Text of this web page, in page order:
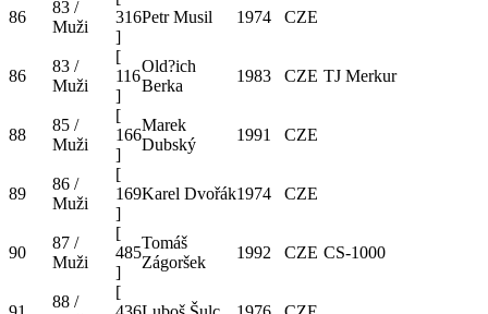
86
83 /
Muži
316
]
Petr Musil 1974 CZE
86
83 /
Muži
[
116
]
Old?ich
Berka
1983 CZE TJ Merkur
88
85 /
Muži
[
166
]
Marek
Dubský
1991 CZE
89
86 /
Muži
[
169
]
Karel Dvořák1974 CZE
90
87 /
Muži
[
485
]
Tomáš
Zágoršek
1992 CZE CS-1000
88 /
[